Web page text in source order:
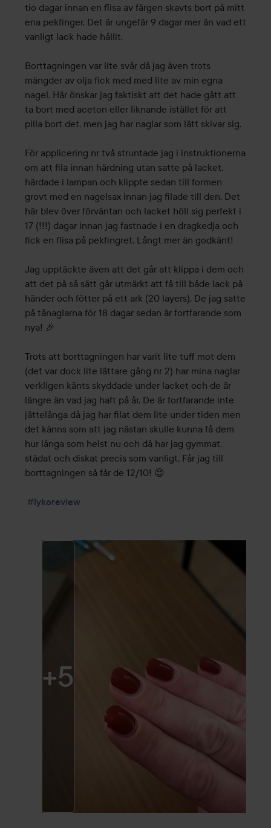
tio dagar innan en flisa av färgen skavts bort på mitt
ena pekfinger. Det är ungefär 9 dagar mer än vad ett
vanligt lack hade hållit.
Borttagningen var lite svår då jag även trots
mängder av olja fick med med lite av min egna
nagel. Här önskar jag faktiskt att det hade gått att
ta bort med aceton eller liknande istället för att
pilla bort det, men jag har naglar som lätt skivar sig.
För applicering nr två struntade jag i instruktionerna
om att fila innan härdning utan satte på lacket,
härdade i lampan och klippte sedan till formen
grovt med en nagelsax innan jag filade till den. Det
här blev över förväntan och lacket höll sig perfekt i
17 (!!!) dagar innan jag fastnade i en dragkedja och
fick en flisa på pekfingret. Långt mer än godkänt!
Jag upptäckte även att det går att klippa i dem och
att det på så sätt går utmärkt att få till både lack på
händer och fötter på ett ark (20 layers). De jag satte
på tånaglarna för 18 dagar sedan är fortfarande som
nya! 🎉
Trots att borttagningen har varit lite tuff mot dem
(det var dock lite lättare gång nr 2) har mina naglar
verkligen känts skyddade under lacket och de är
längre än vad jag haft på år. De är fortfarande inte
jättelånga då jag har filat dem lite under tiden men
det känns som att jag nästan skulle kunna få dem
hur långa som helst nu och då har jag gymmat,
städat och diskat precis som vanligt. Får jag till
borttagningen så får de 12/10! 😍
#lykoreview
+5